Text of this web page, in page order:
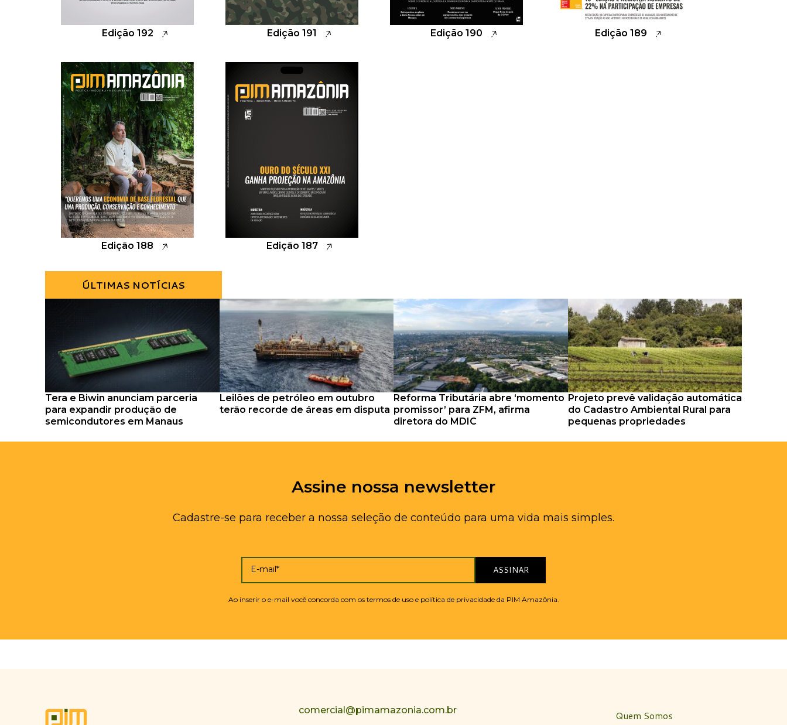
Edição 192 Edição 191 Edição 190 Edição 189
Edição 188 Edição 187
ÚLTIMAS NOTÍCIAS
Tera e Biwin anunciam parceria
para expandir produção de
semicondutores em Manaus
Leilões de petróleo em outubro
terão recorde de áreas em disputa
Reforma Tributária abre ‘momento
promissor’ para ZFM, afirma
diretora do MDIC
Projeto prevê validação automática
do Cadastro Ambiental Rural para
pequenas propriedades
Assine nossa newsletter
Cadastre-se para receber a nossa seleção de conteúdo para uma vida mais simples.
E-mail* ASSINAR
Ao inserir o e-mail você concorda com os termos de uso e política de privacidade da PIM Amazônia.
comercial@pimamazonia.com.br
Quem Somos